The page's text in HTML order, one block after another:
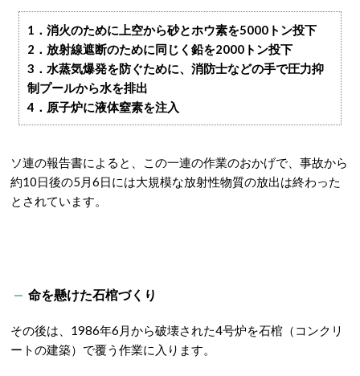
1．消火のために上空から砂とホウ素を5000トン投下
2．放射線遮断のために同じく鉛を2000トン投下
3．水蒸気爆発を防ぐために、消防士などの手で圧力抑
制プールから水を排出
4．原子炉に液体窒素を注入
ソ連の報告書によると、この一連の作業のおかげで、事故から
約10日後の5月6日には大規模な放射性物質の放出は終わった
とされています。
命を懸けた石棺づくり
その後は、1986年6月から破壊された4号炉を石棺（コンクリ
ートの建築）で覆う作業に入ります。